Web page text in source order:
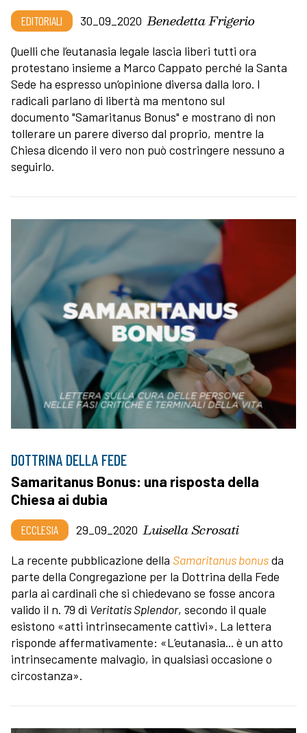
EDITORIALI 30_09_2020 Benedetta Frigerio
Quelli che l’eutanasia legale lascia liberi tutti ora
protestano insieme a Marco Cappato perché la Santa
Sede ha espresso un’opinione diversa dalla loro. I
radicali parlano di libertà ma mentono sul
documento "Samaritanus Bonus" e mostrano di non
tollerare un parere diverso dal proprio, mentre la
Chiesa dicendo il vero non può costringere nessuno a
seguirlo.
DOTTRINA DELLA FEDE
Samaritanus Bonus: una risposta della
Chiesa ai dubia
ECCLESIA 29_09_2020 Luisella Scrosati
La recente pubblicazione della Samaritanus bonusda
parte della Congregazione per la Dottrina della Fede
parla ai cardinali che si chiedevano se fosse ancora
valido il n. 79 di Veritatis Splendor, secondo il quale
esistono «atti intrinsecamente cattivi». La lettera
risponde affermativamente: «L’eutanasia... è un atto
intrinsecamente malvagio, in qualsiasi occasione o
circostanza».